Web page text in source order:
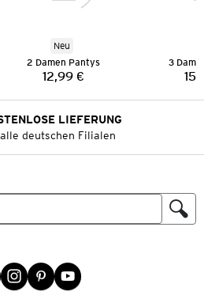
Neu
2 Damen Pantys
Preis:
12,99 €
3
LIEFERUNG
deutschen Filialen